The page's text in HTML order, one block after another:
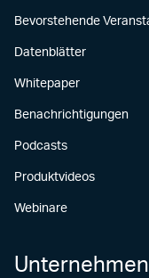
Bevorstehende
Datenblätter
Whitepaper
Benachrichtigungen
Podcasts
Produktvideos
Webinare
Unternehmen